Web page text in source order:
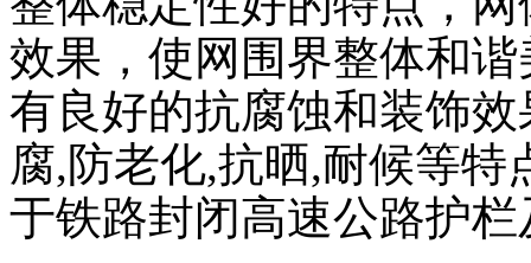
效果，使网围界整体和
有良好的抗腐蚀和装饰
腐,防老化,抗晒,耐候等
于铁路封闭高速公路护